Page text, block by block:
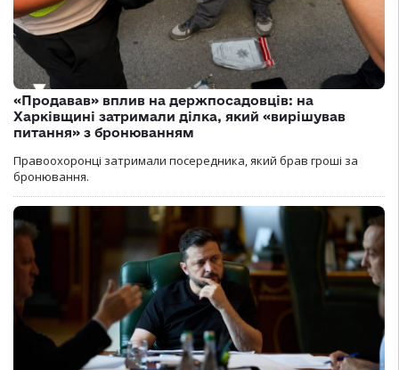
«Продавав» вплив на держпосадовців: на
Харківщині затримали ділка, який «вирішував
питання» з бронюванням
Правоохоронці затримали посередника, який брав гроші за
бронювання.